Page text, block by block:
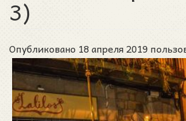
3)
Опубликовано 18 апреля 2019